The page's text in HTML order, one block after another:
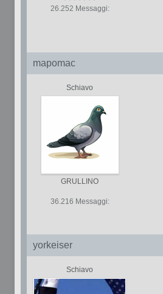
26.252 Messaggi:
mapomac
Schiavo
GRULLINO
36.216 Messaggi:
yorkeiser
Schiavo